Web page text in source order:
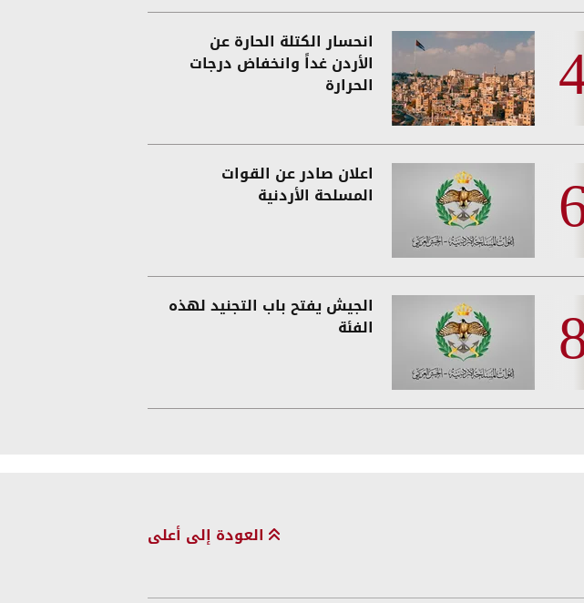
انحسار الكتلة الحارة عن
الأردن غداً وانخفاض درجات
الحرارة
اعلان صادر عن القوات
المسلحة الأردنية
الجيش يفتح باب التجنيد لهذه
الفئة
العودة إلى أعلى